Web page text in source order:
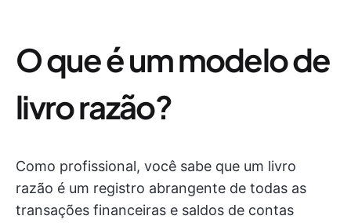
O que é um modelo de
livro razão?
Como profissional, você sabe que um livro
razão é um registro abrangente de todas as
transações financeiras e saldos de contas